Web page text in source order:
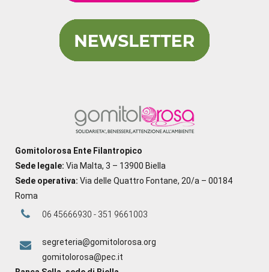
Gomitolorosa Ente Filantropico
Sede legale: Via Malta, 3 – 13900 Biella
Sede operativa: Via delle Quattro Fontane, 20/a – 00184
Roma
06 45666930 - 351 9661003
segreteria@gomitolorosa.org
gomitolorosa@pec.it